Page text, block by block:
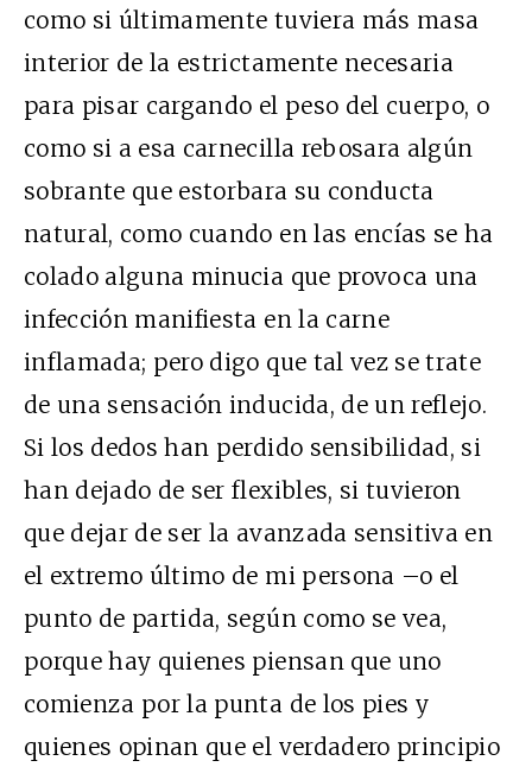
como si últimamente tuviera más masa
interior de la estrictamente necesaria
para pisar cargando el peso del cuerpo, o
como si a esa carnecilla rebosara algún
sobrante que estorbara su conducta
natural, como cuando en las encías se ha
colado alguna minucia que provoca una
infección manifiesta en la carne
inflamada; pero digo que tal vez se trate
de una sensación inducida, de un reflejo.
Si los dedos han perdido sensibilidad, si
han dejado de ser flexibles, si tuvieron
que dejar de ser la avanzada sensitiva en
el extremo último de mi persona –o el
punto de partida, según como se vea,
porque hay quienes piensan que uno
comienza por la punta de los pies y
quienes opinan que el verdadero principio